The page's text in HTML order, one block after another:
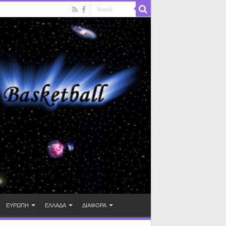
ΕΥΡΩΠΗ ΕΛΛΑΔΑ ΔΙΑΦΟΡΑ